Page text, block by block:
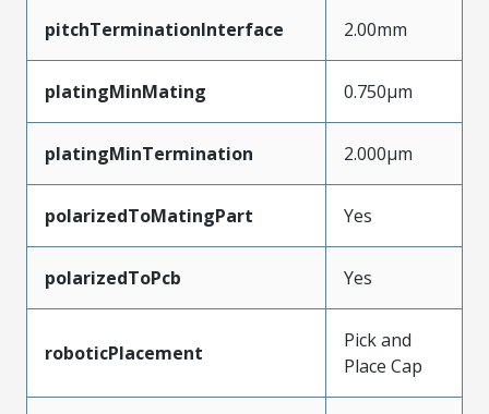
pitchTerminationInterface 2.00mm
platingMinMating 0.750µm
platingMinTermination 2.000µm
polarizedToMatingPart Yes
polarizedToPcb Yes
roboticPlacement
Pick and
Place Cap